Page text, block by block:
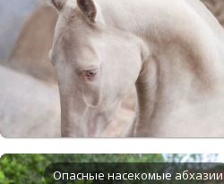
Опасные насекомые абхазии